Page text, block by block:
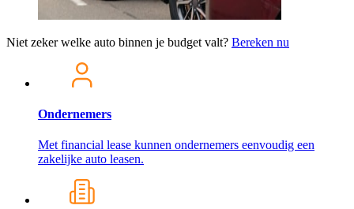
Niet zeker welke auto binnen je budget valt? Bereken nu
Ondernemers
Met financial lease kunnen ondernemers eenvoudig een
zakelijke auto leasen.